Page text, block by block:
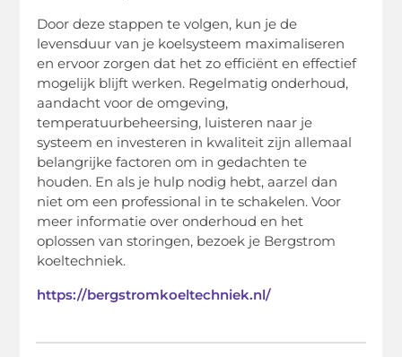
Door deze stappen te volgen, kun je de
levensduur van je koelsysteem maximaliseren
en ervoor zorgen dat het zo efficiënt en effectief
mogelijk blijft werken. Regelmatig onderhoud,
aandacht voor de omgeving,
temperatuurbeheersing, luisteren naar je
systeem en investeren in kwaliteit zijn allemaal
belangrijke factoren om in gedachten te
houden. En als je hulp nodig hebt, aarzel dan
niet om een professional in te schakelen. Voor
meer informatie over onderhoud en het
oplossen van storingen, bezoek je Bergstrom
koeltechniek.
https://bergstromkoeltechniek.nl/